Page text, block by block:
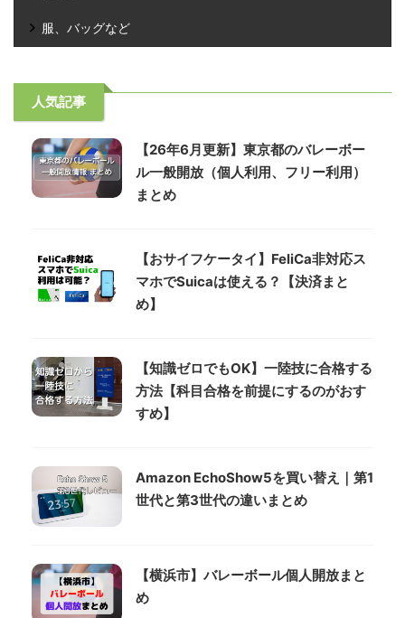
服、バッグなど
人気記事
【26年6月更新】東京都のバレーボー
ル一般開放（個人利用、フリー利用）
まとめ
【おサイフケータイ】FeliCa非対応ス
マホでSuicaは使える？【決済まと
め】
【知識ゼロでもOK】一陸技に合格する
方法【科目合格を前提にするのがおす
すめ】
Amazon EchoShow5を買い替え｜第1
世代と第3世代の違いまとめ
【横浜市】バレーボール個人開放まと
め